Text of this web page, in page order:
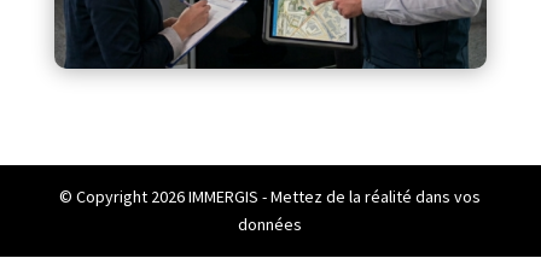
© Copyright 2026 IMMERGIS - Mettez de la réalité dans vos
données